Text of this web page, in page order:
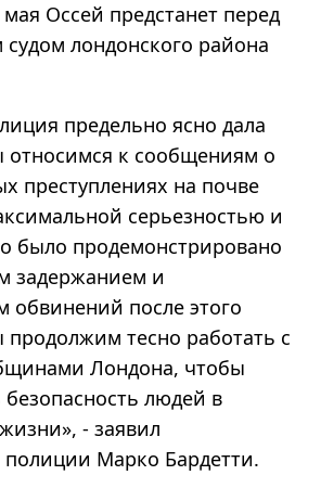
Оссей предстанет перед
судом лондонского района
предельно ясно дала
относимся к сообщениям о
преступлениях на почве
серьезностью и
было продемонстрировано
задержанием и
обвинений после этого
тесно работать с
Лондона, чтобы
безопасность людей в
- заявил
полиции Марко Бардетти.